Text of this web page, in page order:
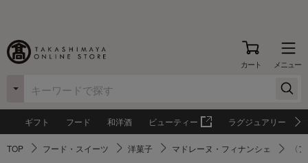
カート メニュー
ギフト フード 和洋酒 ビューティー ラグジュアリー
TOP フード・スイーツ 洋菓子 マドレーヌ・フィナンシェ 〈